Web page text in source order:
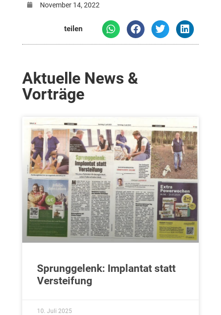
November 14, 2022
teilen
Aktuelle News &
Vorträge
Sprunggelenk: Implantat statt
Versteifung
10. Juli 2025